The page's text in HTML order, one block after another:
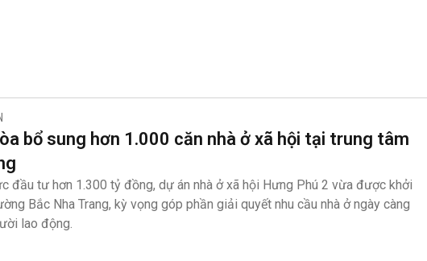
bổ sung hơn 1.000 căn nhà ở xã hội tại trung tâm
đầu tư hơn 1.300 tỷ đồng, dự án nhà ở xã hội Hưng Phú 2 vừa được khởi
Bắc Nha Trang, kỳ vọng góp phần giải quyết nhu cầu nhà ở ngày càng
lao động.